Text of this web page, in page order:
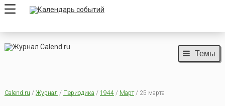
Темы
Calend.ru / Журнал / Периодика / 1944/ Март/ 25 марта